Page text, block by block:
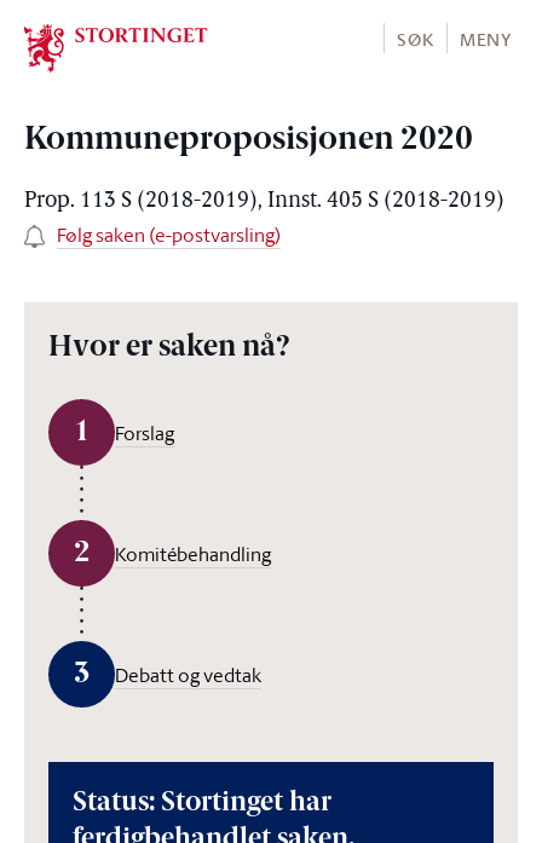
Stortinget.no
SØK MENY
Kommuneproposisjonen 2020
Prop. 113 S (2018-2019), Innst. 405 S (2018-2019)
Følg saken (e-postvarsling)
Hvor er saken nå?
1 Forslag
2 Komitébehandling
3 Debatt og vedtak
Status: Stortinget har